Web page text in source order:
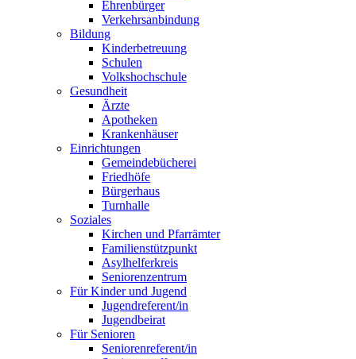
Ehrenbürger
Verkehrsanbindung
Bildung
Kinderbetreuung
Schulen
Volkshochschule
Gesundheit
Ärzte
Apotheken
Krankenhäuser
Einrichtungen
Gemeindebücherei
Friedhöfe
Bürgerhaus
Turnhalle
Soziales
Kirchen und Pfarrämter
Familienstützpunkt
Asylhelferkreis
Seniorenzentrum
Für Kinder und Jugend
Jugendreferent/in
Jugendbeirat
Für Senioren
Seniorenreferent/in